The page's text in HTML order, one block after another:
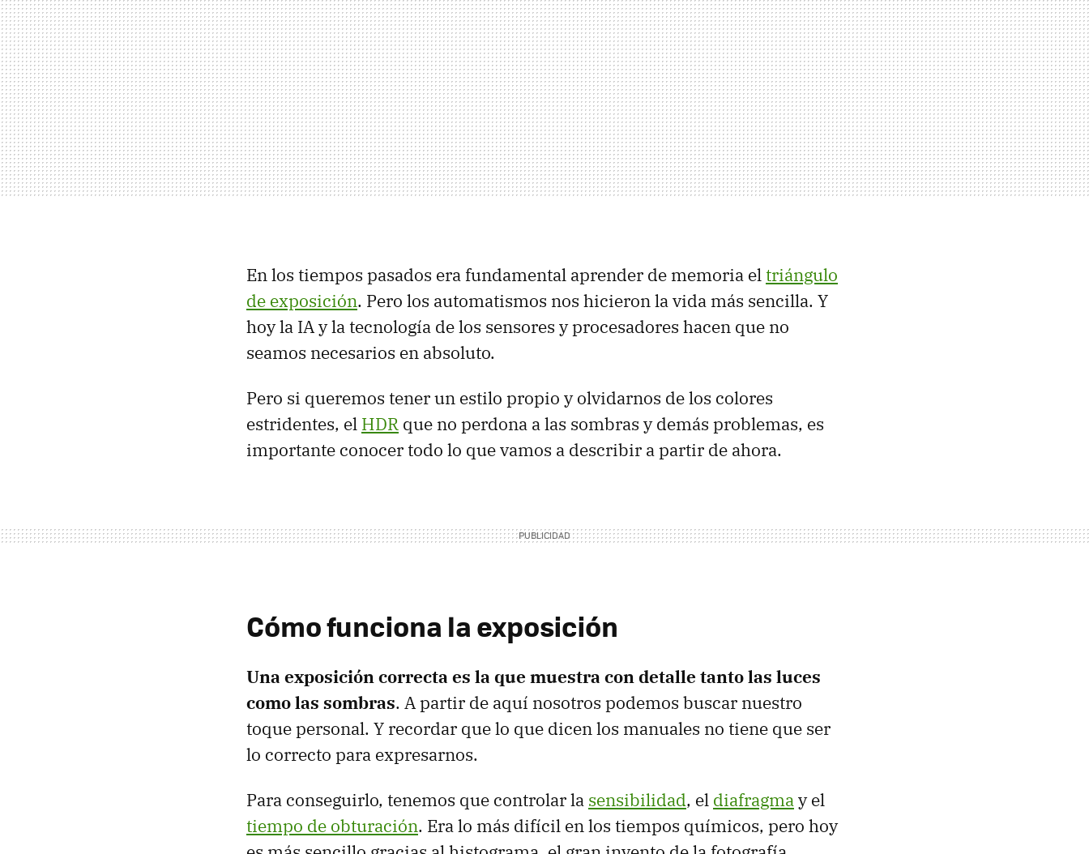
En los tiempos pasados era fundamental aprender de memoria eltriángulo
de exposición. Pero los automatismos nos hicieron la vida más sencilla. Y
hoy la IA y la tecnología de los sensores y procesadores hacen que no
seamos necesarios en absoluto.
Pero si queremos tener un estilo propio y olvidarnos de los colores
estridentes, el HDR que no perdona a las sombras y demás problemas, es
importante conocer todo lo que vamos a describir a partir de ahora.
Cómo funciona la exposición
Una exposición correcta es la que muestra con detalle tanto las luces
como las sombras. A partir de aquí nosotros podemos buscar nuestro
toque personal. Y recordar que lo que dicen los manuales no tiene que ser
lo correcto para expresarnos.
Para conseguirlo, tenemos que controlar la sensibilidad, el diafragmay el
tiempo de obturación. Era lo más difícil en los tiempos químicos, pero hoy